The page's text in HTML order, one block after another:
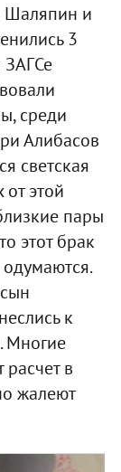
Шаляпин и
3
ЗАГСе
среди
Алибасов
светская
этой
пары
этот брак
к
Многие
в
жалеют